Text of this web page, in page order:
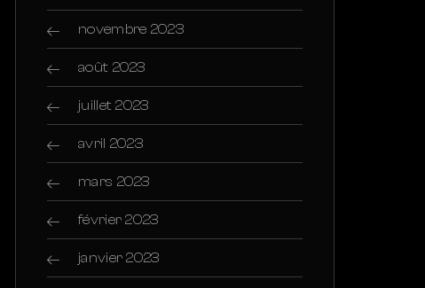
novembre 2023
août 2023
juillet 2023
avril 2023
mars 2023
février 2023
janvier 2023